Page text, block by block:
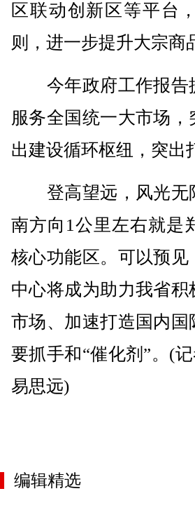
区联动创新区等平台
则，进一步提升大宗商
今年政府工作报告
服务全国统一大市场
出建设循环枢纽，突出
登高望远，风光无
南方向1公里左右就是
核心功能区。可以预
中心将成为助力我省
市场、加速打造国内
要抓手和“催化剂”。(
易思远)
编辑精选